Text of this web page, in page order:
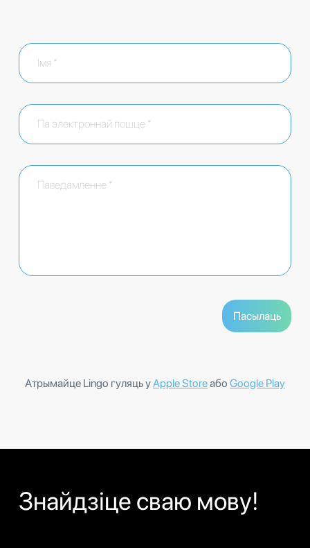
Атрымайце Lingo гуляць уApple Storeабо Google Play
Знайдзіце сваю мову!